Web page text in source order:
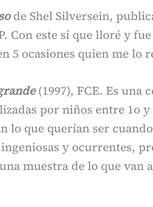
de Shel Silversein,
Con este sí que lloré y
5 ocasiones quien me lo
(1997), FCE. Es una
por niños entre 1o
lo que querían ser
y ocurrentes,
muestra de lo que van